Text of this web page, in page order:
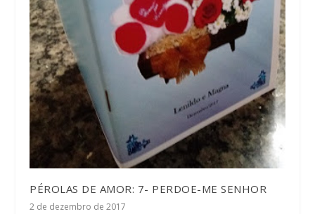
PÉROLAS DE AMOR: 7- PERDOE-ME SENHOR
2 de dezembro de 2017